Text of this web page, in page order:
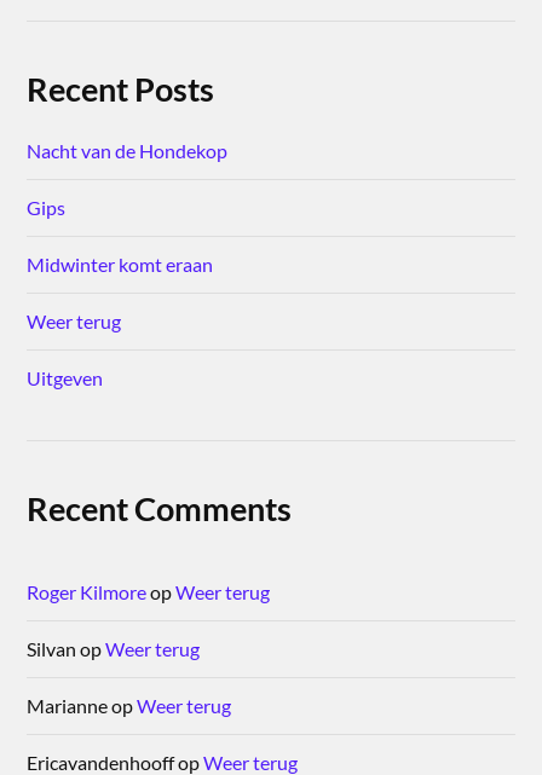
Recent Posts
Nacht van de Hondekop
Gips
Midwinter komt eraan
Weer terug
Uitgeven
Recent Comments
Roger KilmoreopWeer terug
Silvan opWeer terug
MarianneopWeer terug
EricavandenhooffopWeer terug